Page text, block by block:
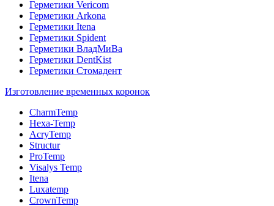
Герметики Vericom
Герметики Arkona
Герметики Itena
Герметики Spident
Герметики ВладМиВа
Герметики DentKist
Герметики Стомадент
Изготовление временных коронок
CharmTemp
Hexa-Temp
AcryTemp
Structur
ProTemp
Visalys Temp
Itena
Luxatemp
CrownTemp